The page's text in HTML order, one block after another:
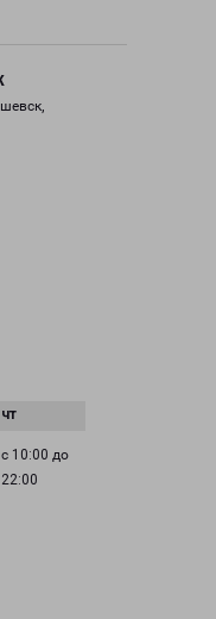
с 10:00 до
22:00